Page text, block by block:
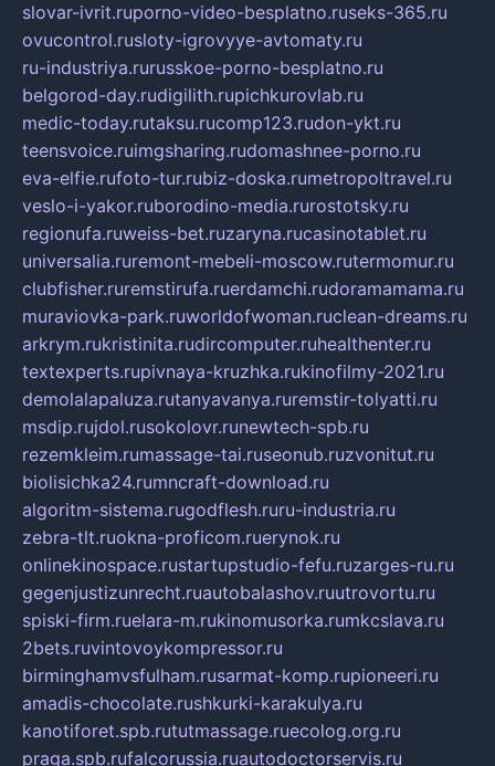
slovar-ivrit.ruporno-video-besplatno.ruseks-365.ru
ovucontrol.rusloty-igrovyye-avtomaty.ru
ru-industriya.rurusskoe-porno-besplatno.ru
belgorod-day.rudigilith.rupichkurovlab.ru
medic-today.rutaksu.rucomp123.rudon-ykt.ru
teensvoice.ruimgsharing.rudomashnee-porno.ru
eva-elfie.rufoto-tur.rubiz-doska.rumetropoltravel.ru
veslo-i-yakor.ruborodino-media.rurostotsky.ru
regionufa.ruweiss-bet.ruzaryna.rucasinotablet.ru
universalia.ruremont-mebeli-moscow.rutermomur.ru
clubfisher.ruremstirufa.ruerdamchi.rudoramamama.ru
muraviovka-park.ruworldofwoman.ruclean-dreams.ru
arkrym.rukristinita.rudircomputer.ruhealthenter.ru
textexperts.rupivnaya-kruzhka.rukinofilmy-2021.ru
demolalapaluza.rutanyavanya.ruremstir-tolyatti.ru
msdip.rujdol.rusokolovr.runewtech-spb.ru
rezemkleim.rumassage-tai.ruseonub.ruzvonitut.ru
biolisichka24.rumncraft-download.ru
algoritm-sistema.rugodflesh.ruru-industria.ru
zebra-tlt.ruokna-proficom.ruerynok.ru
onlinekinospace.rustartupstudio-fefu.ruzarges-ru.ru
gegenjustizunrecht.ruautobalashov.ruutrovortu.ru
spiski-firm.ruelara-m.rukinomusorka.rumkcslava.ru
2bets.ruvintovoykompressor.ru
birminghamvsfulham.rusarmat-komp.rupioneeri.ru
amadis-chocolate.rushkurki-karakulya.ru
kanotiforet.spb.rututmassage.ruecolog.org.ru
praga.spb.rufalcorussia.ruautodoctorservis.ru